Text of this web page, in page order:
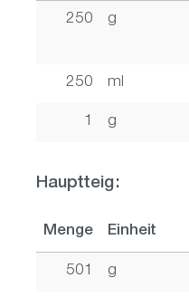
250 g
250 ml
1 g
Hauptteig:
Menge Einheit
501 g